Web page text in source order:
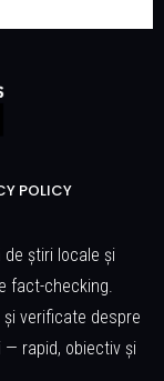
POLICY
știri locale și
fact-checking.
verificate despre
— rapid, obiectiv și